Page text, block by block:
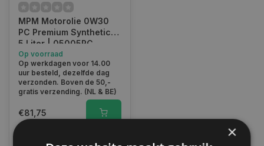
MPM Motorolie 0W30
PC Premium Synthetic |
5 Liter | 05005PC
Op voorraad
Op werkdagen voor 14.00
uur besteld, dezelfde dag
verzonden. Boven de 50,-
gratis verzending. (NL & BE)
€81,75
×